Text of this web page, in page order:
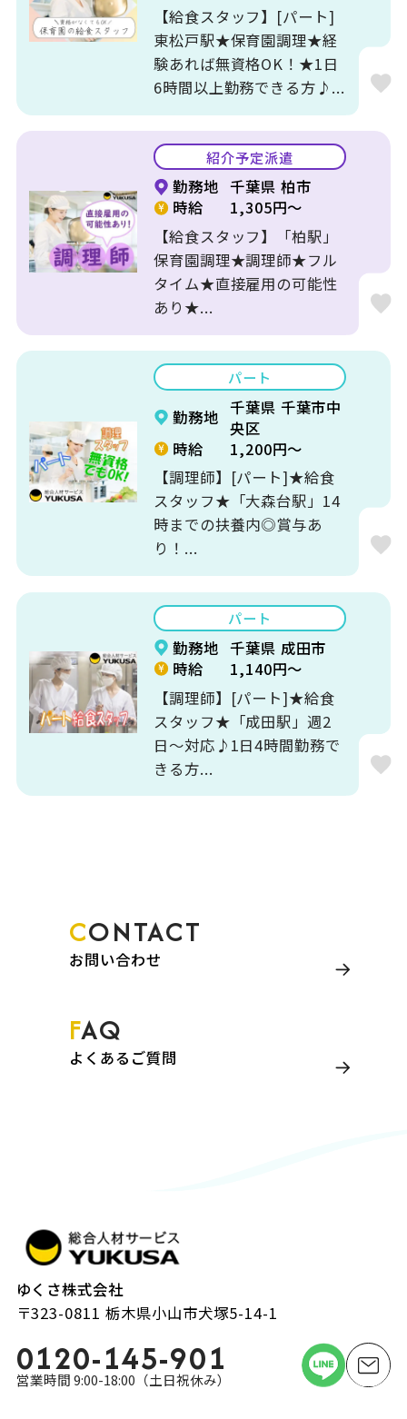
【給食スタッフ】[パート]
東松戸駅★保育園調理★経
験あれば無資格OK！★1日
6時間以上勤務できる方♪...
紹介予定派遣
勤務地 千葉県 柏市
時給
1,305円～
【給食スタッフ】「柏駅」
保育園調理★調理師★フル
タイム★直接雇用の可能性
あり★...
パート
勤務地 千葉県 千葉市中
央区
時給
1,200円～
【調理師】[パート]★給食
スタッフ★「大森台駅」14
時までの扶養内◎賞与あ
り！...
パート
勤務地 千葉県 成田市
時給
1,140円～
【調理師】[パート]★給食
スタッフ★「成田駅」週2
日～対応♪1日4時間勤務で
きる方...
CONTACT
お問い合わせ
FAQ
よくあるご質問
ゆくさ株式会社
〒323-0811 栃木県小山市犬塚5-14-1
0120-145-901
営業時間 9:00-18:00（土日祝休み）